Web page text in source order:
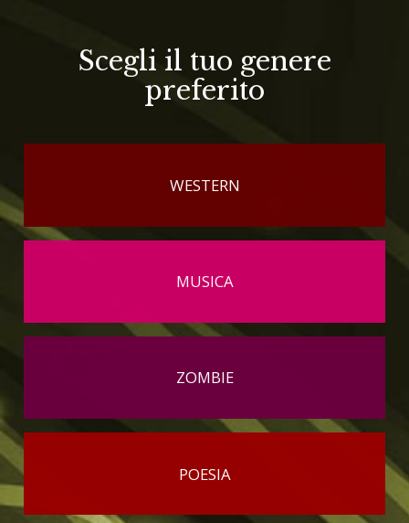
Scegli il tuo genere
preferito
WESTERN
MUSICA
ZOMBIE
POESIA